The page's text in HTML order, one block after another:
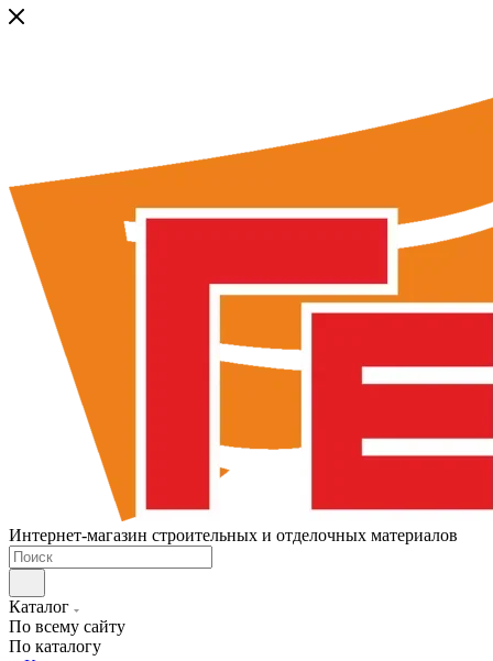
Интернет-магазин строительных и отделочных материалов
Каталог
По всему сайту
По каталогу